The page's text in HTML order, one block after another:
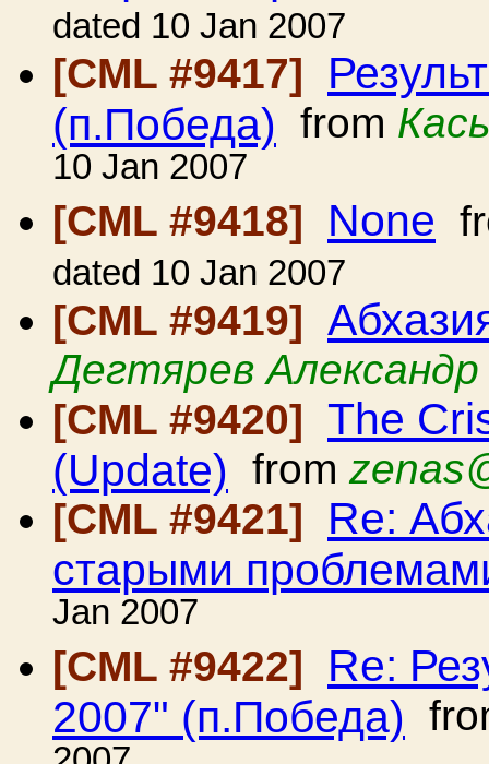
dated 10 Jan 2007
[CML #9417]
(п.Победа) from
10 Jan 2007
[CML #9418]
None
dated 10 Jan 2007
[CML #9419]
Дегтярев Александр
[CML #9420] The
(Update) from
[CML #9421]
Re:
старыми
Jan 2007
[CML #9422]
Re:
2007" (п.Победа)